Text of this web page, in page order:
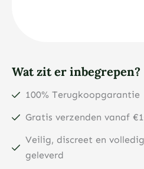
Wat zit er inbegrepen?
100% Terugkoopgarantie
Gratis verzenden vanaf
Veilig, discreet en
geleverd